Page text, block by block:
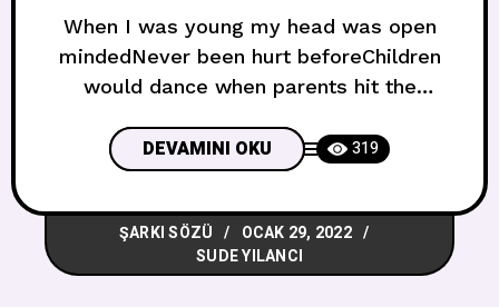
When I was young my head was open
mindedNever been hurt beforeChildren
would dance when parents hit the
kafam yeni fikirlere açıktı,Daha önce hiç
incinmemiştim.Ebeveynleri kafayı
bulduğunda çocuklar dans ederdi,Herkes
elbette kötüydü. Cause I could never go
forever run forever never be you, ohIf I
DEVAMINI OKU 319
ŞARKI SÖZÜ
OCAK 29, 2022
SUDE YILANCI